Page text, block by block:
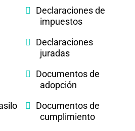
Declaraciones de
impuestos
Declaraciones
juradas
Documentos de
adopción
Documentos de
cumplimiento